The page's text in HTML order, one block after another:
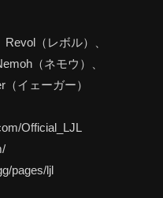
（レボル）、
（ネモウ）、
イェーガー）
Official_LJL
pages/ljl